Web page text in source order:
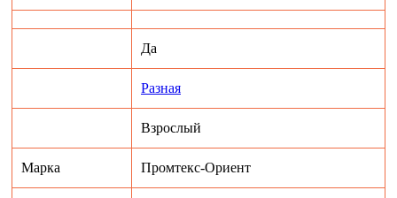
Да
Разная
Взрослый
Марка Промтекс-Ориент